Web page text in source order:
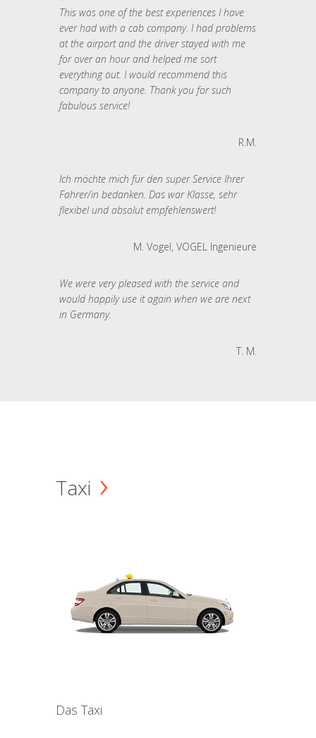
This was one of the best experiences I have
ever had with a cab company. I had problems
at the airport and the driver stayed with me
for over an hour and helped me sort
everything out. I would recommend this
company to anyone. Thank you for such
fabulous service!
R.M.
Ich möchte mich für den super Service Ihrer
Fahrer/in bedanken. Das war Klasse, sehr
flexibel und absolut empfehlenswert!
M. Vogel, VOGEL Ingenieure
We were very pleased with the service and
would happily use it again when we are next
in Germany.
T. M.
Taxi
Das Taxi